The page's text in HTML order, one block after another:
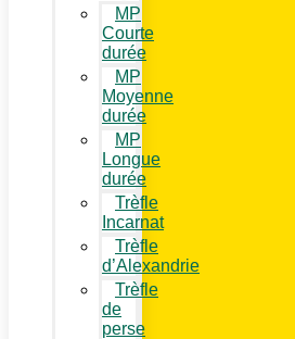
MP
Courte
durée
MP
Moyenne
durée
MP
Longue
durée
Trèfle
Incarnat
Trèfle
d’Alexandrie
Trèfle
de
perse